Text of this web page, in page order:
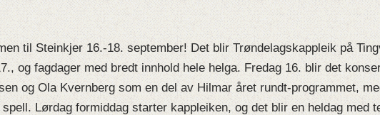
til Steinkjer 16.-18. september! Det blir Trøndelagskappleik på
og fagdager med bredt innhold hele helga. Fredag 16. blir det
og Ola Kvernberg som en del av Hilmar året rundt-programmet,
spell. Lørdag formiddag starter kappleiken, og det blir en heldag med